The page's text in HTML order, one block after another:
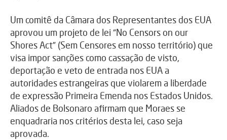
Um comitê da Câmara dos Representantes dos EUA
aprovou um projeto de lei “No Censors on our
Shores Act” (Sem Censores em nosso território) que
visa impor sanções como cassação de visto,
deportação e veto de entrada nos EUA a
autoridades estrangeiras que violarem a liberdade
de expressão Primeira Emenda nos Estados Unidos.
Aliados de Bolsonaro afirmam que Moraes se
enquadraria nos critérios desta lei, caso seja
aprovada.